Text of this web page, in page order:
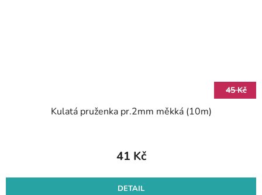
45 Kč
Kulatá pruženka pr.2mm měkká (10m)
41 Kč
DETAIL